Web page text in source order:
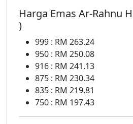
Harga Emas Ar-Rahnu
)
999 : RM 263.24
950 : RM 250.08
916 : RM 241.13
875 : RM 230.34
835 : RM 219.81
750 : RM 197.43